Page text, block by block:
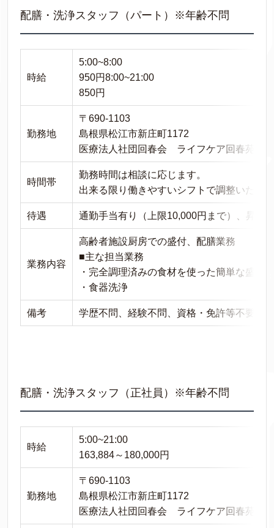
配膳・洗浄スタッフ（パート）※年齢不問
時給
5:00~8:00
950円8:00~21:00
850円
勤務地
〒690-1103
島根県松江市新庄町1172
医療法人社団回春会 ライフケア回春苑
時間帯
勤務時間は相談に応じます。
出来る限り働きやすいシフトで調整いたし
待遇 通勤手当有り（上限10,000円まで）、昇給
業務内容
高齢者施設厨房での盛付、配膳業務
■主な担当業務
・完全調理済みの食材を使った簡単な盛付
・食器洗浄
備考 学歴不問、経験不問、資格・免許等不要
配膳・洗浄スタッフ（正社員）※年齢不問
時給
5:00~21:00
163,884～180,000円
勤務地
〒690-1103
島根県松江市新庄町1172
医療法人社団回春会 ライフケア回春苑